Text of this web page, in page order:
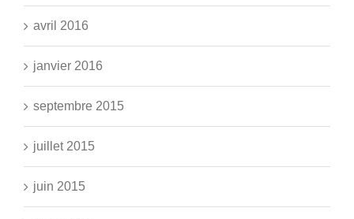
avril 2016
janvier 2016
septembre 2015
juillet 2015
juin 2015